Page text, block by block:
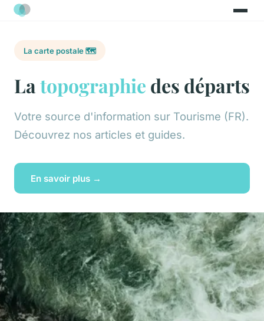
La carte postale 🗺️
Latopographie des départs
Votre source d'information sur Tourisme (FR).
Découvrez nos articles et guides.
En savoir plus →